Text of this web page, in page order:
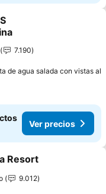
a favoritos
7.190
de agua salada con vistas al
Ver precios
a favoritos
Resort
9.012